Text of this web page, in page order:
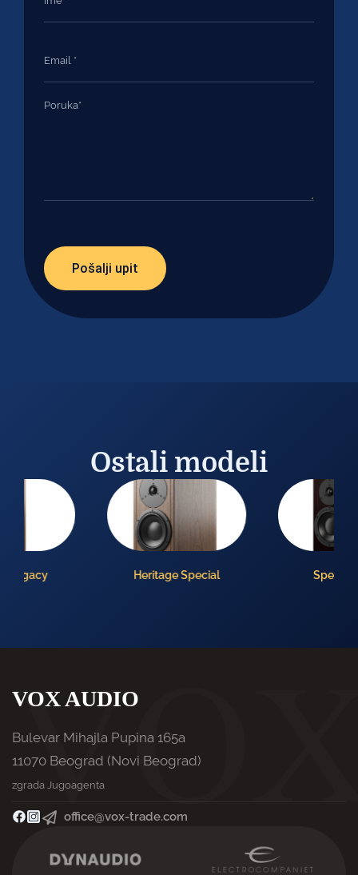
Pošalji upit
Ostali modeli
Heritage Special
VOX AUDIO
Bulevar Mihajla Pupina 165a
11070 Beograd (Novi Beograd)
zgrada Jugoagenta
office@vox-trade.com